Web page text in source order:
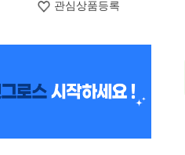
관심상품등록